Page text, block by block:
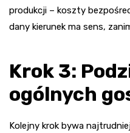
produkcji – koszty
dany kierunek ma sens,
Krok 3:
ogólnych
Kolejny krok bywa